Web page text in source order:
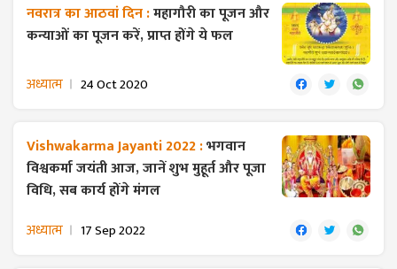
नवरात्र का आठवां दिन :महागौरी का पूजन और
कन्याओं का पूजन करें, प्राप्त होंगे ये फल
अध्यात्म 24 Oct 2020
Vishwakarma Jayanti 2022 :भगवान
विश्वकर्मा जयंती आज, जानें शुभ मुहूर्त और पूजा
विधि, सब कार्य होंगे मंगल
अध्यात्म 17 Sep 2022